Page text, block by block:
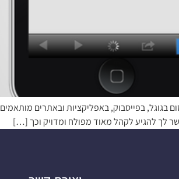
בגוגל, בפייסבוק, באפליקציות ובאתרים מותאמים
לך להגיע לקהל מאוד מפולח ומדויק וכך […]